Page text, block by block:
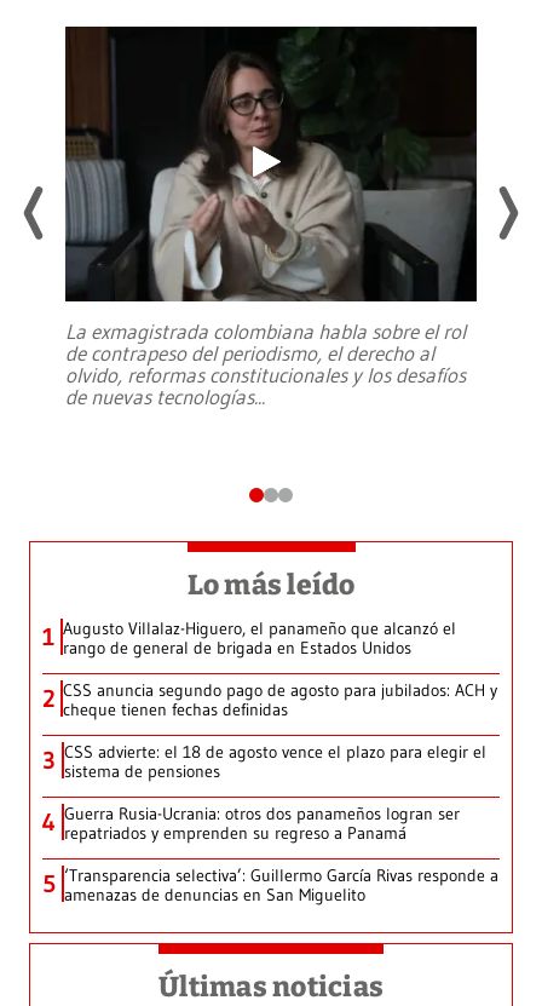
La exmagistrada colombiana habla sobre el rol
de contrapeso del periodismo, el derecho al
olvido, reformas constitucionales y los desafíos
de nuevas tecnologías...
Lo más leído
1 Augusto Villalaz-Higuero, el panameño que alcanzó el
rango de general de brigada en Estados Unidos
2 CSS anuncia segundo pago de agosto para jubilados: ACH y
cheque tienen fechas definidas
3 CSS advierte: el 18 de agosto vence el plazo para elegir el
sistema de pensiones
4 Guerra Rusia-Ucrania: otros dos panameños logran ser
repatriados y emprenden su regreso a Panamá
5 ‘Transparencia selectiva’: Guillermo García Rivas responde a
amenazas de denuncias en San Miguelito
Últimas noticias